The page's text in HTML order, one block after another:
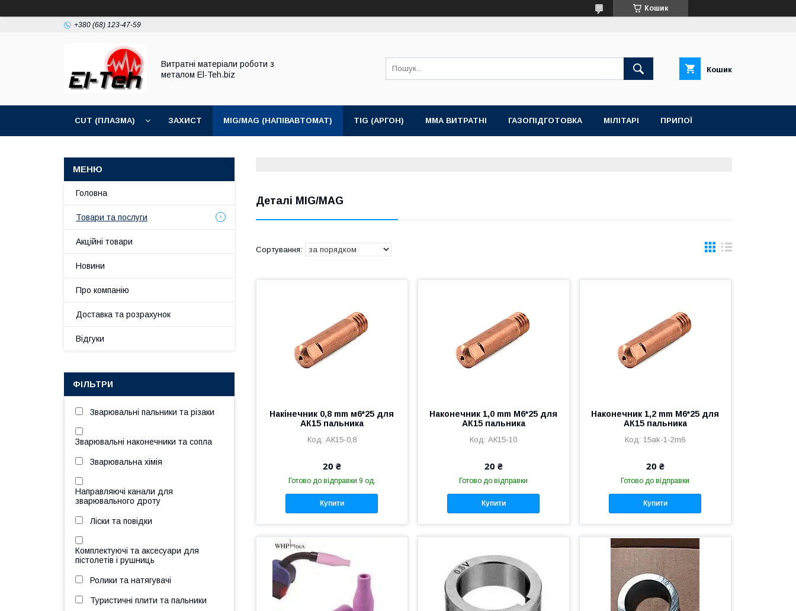
Кошик
+380 (68) 123-47-59
Витратні матеріали роботи з
металом El-Teh.biz
Кошик
CUT (ПЛАЗМА) ЗАХИСТ MIG/MAG (НАПІВАВТОМАТ) TIG (АРГОН) MMA ВИТРАТНІ ГАЗОПІДГОТОВКА МІЛІТАРІ ПРИПОЇ
Деталі MIG/MAG
Накінечник 0,8 mm м6*25 для
АК15 пальника
АК15-0,8
20 ₴
Готово до відправки 9 од.
Купити
Наконечник 1,0 mm М6*25 для
АК15 пальника
АК15-10
20 ₴
Готово до відправки
Купити
Наконечник 1,2 mm М6*25 для
АК15 пальника
15ak-1-2m6
20 ₴
Готово до відправки
Купити
Головна
Товари та послуги
Акційні товари
Новини
Про компанію
Доставка та розрахунок
Відгуки
ФІЛЬТРИ
Зварювальні пальники та різаки
Зварювальні наконечники та сопла
Зварювальна хімія
Направляючі канали для
зварювального дроту
Ліски та повідки
Комплектуючі та аксесуари для
пістолетів і рушниць
Ролики та натягувачі
Туристичні плити та пальники